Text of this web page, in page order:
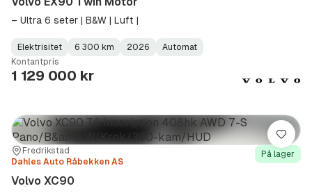
– Ultra 6 seter | B&W | Luft |
Fuel
Type:
Elektrisitet
Kilometerstand:
6 300 km
Model
Year:
2026
Gearbox
Type:
Automat
Kontantpris
1 129 000 kr
Sted:Fredrikstad
Forhandler:
Dahles Auto Råbekken AS
På lager
Volvo XC90
Lagre